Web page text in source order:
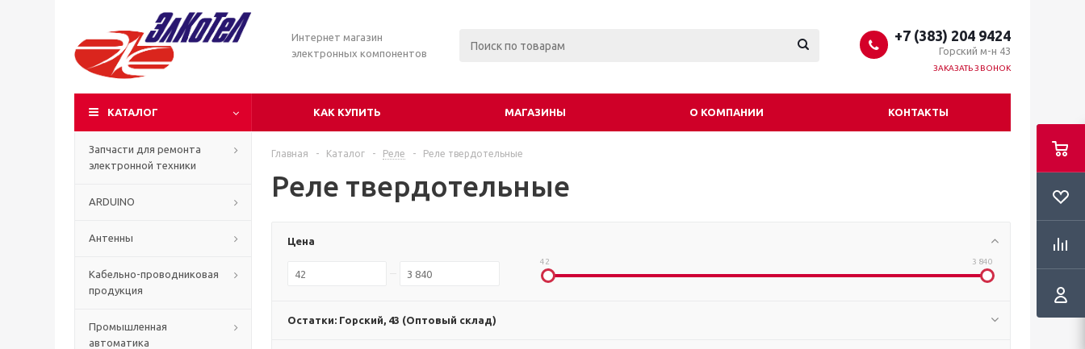
Интернет магазин
электронных компонентов
+7 (383) 204 9424
Горский м-н 43
ЗАКАЗАТЬ ЗВОНОК
КАТАЛОГ КАК КУПИТЬ МАГАЗИНЫ О КОМПАНИИ КОНТАКТЫ
Запчасти для ремонта
электронной техники
ARDUINO
Антенны
Кабельно-проводниковая
продукция
Промышленная
автоматика
Главная - Каталог - Реле - Реле твердотельные
Реле твердотельные
Цена
42 3 840
Остатки: Горский, 43 (Оптовый склад)